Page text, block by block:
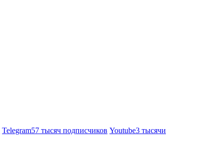
Telegram57 тысяч подписчиков Youtube3 тысячи